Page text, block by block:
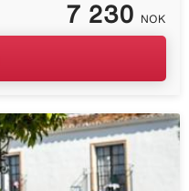
7 230 NOK